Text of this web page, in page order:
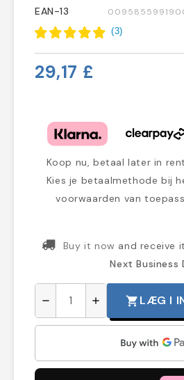
EAN-13
(3)
29,17 £
Koop nu, betaal later in
Kies je betaalmethode bij
voorwaarden van
Buy it now and receive
Next Business
remove add shopping_cart LÆG I